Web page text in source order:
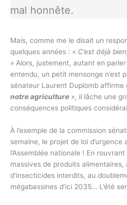
mal honnête.
Mais, comme me le disait un
quelques années : « C’est déjà
» Alors, justement, autant en
entendu, un petit mensonge n’est
sénateur Laurent Duplomb affirme
notre agriculture », il lâche une
conséquences politiques
À l’exemple de la commission
semaine, le projet de loi
l’Assemblée nationale ! En
massives de produits
d’insecticides interdits, au
mégabassines d’ici 2035… L’été